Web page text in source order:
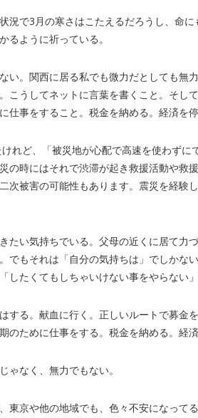
況で3月の寒さはこたえるだろうし、命
るように祈っている。
い。関西に居る私でも微力だとしても無
こうしてネットに言葉を書くこと。そし
仕事をすること。税金を納める。経済を
れど、「被災地が心配で高速を使わずに
の時にはそれで渋滞が起き救援活動や救
次被害の可能性もあります。震災を経
たい気持ちでいる。父母の近くに居て力
でもそれは「自分の気持ちは」でしかな
したくてもしちゃいけない事をやらない
する。献血に行く。正しいルートで募金
のために仕事をする。税金を納める。経
ゃなく、無力でもない。
東京や他の地域でも、色々不安になって